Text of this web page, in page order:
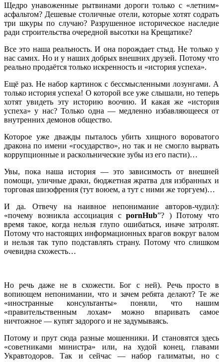
Щедро унавоженные рытвинами дороги только с «летним»
асфальтом? Дешевые столичные отели, которые хотят содрать
три шкуры по случаю? Разрушенное историческое наследие
ради строительства очередной высотки на Крещатике?
Все это наша реальность. И она порождает стыд. Не только у
нас самих. Но и у наших добрых внешних друзей. Потому что
реально продаётся только искренность и «история успеха».
Ещё раз. Не набор картинок с бессмысленными лозунгами. А
только история успеха! О которой все уже слышали, но теперь
хотят увидеть эту историю воочию. И какая же «история
успеха» у нас? Только одна — медленно избавляющееся от
внутренних демонов общество.
Которое уже дважды пыталось убить хищного вороватого
дракона по имени «государство», но так и не смогло вырвать
коррупционные и раскольнические зубы из его пасти)…
Увы, пока наша история — это зависимость от внешней
помощи, уличные драки, бюджетная жратва для избранных и
торговая шизофрения (тут воюем, а тут с ними же торгуем)…
И да. Отвечу на наивное непонимание авторов-чудил):
«почему возникла ассоциация сpornHub”? ) Потому что
время такое, когда нельзя глупо ошибаться, иначе затролят.
Потому что настоящих информационных врагов вокруг валом
и нельзя так тупо подставлять страну. Потому что слишком
очевидна схожесть…
Но речь даже не в схожести. Бог с ней). Речь просто в
вопиющем непонимании, что и зачем ребята делают? Те же
«иностранные консультанты» поняли, что нашим
«правительственным лохам» можно впаривать самое
ничтожное — купят задорого и не задумываясь.
Потому и прут сюда разные мошенники. И становятся здесь
«советниками министра» или, на худой конец, главами
Укравтодоров. Так и сейчас — набор галиматьи, но с